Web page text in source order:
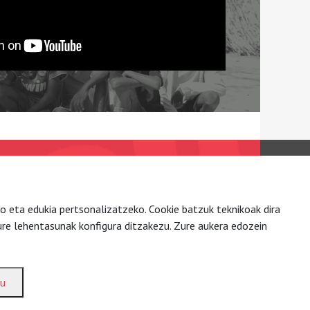
Telefonoa. 944 792 258
(34) 7177 884 061 006
eta edukia pertsonalizatzeko. Cookie batzuk teknikoak dira
lehentasunak konfigura ditzakezu. Zure aukera edozein